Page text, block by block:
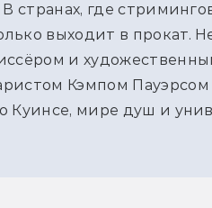
В странах, где
выходит в прокат.
и
Кэмпом
Куинсе, мире душ и